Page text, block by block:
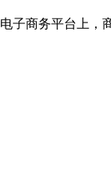
商务平台上，